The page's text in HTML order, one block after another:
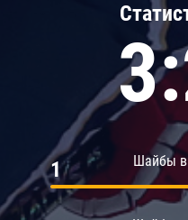
Шайбы в
1